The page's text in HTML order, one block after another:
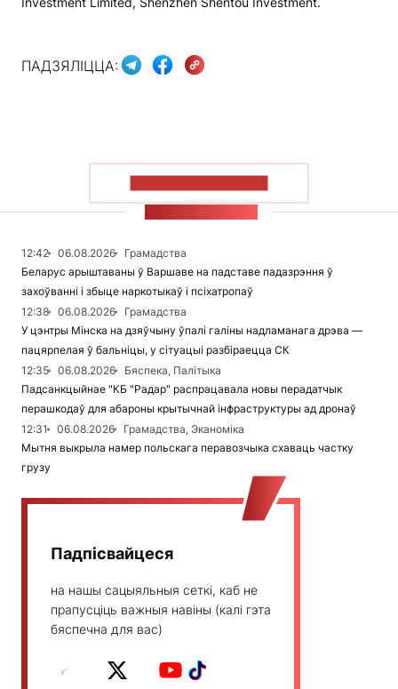
ПАДЗЯЛІЦЦА:
12:42 06.08.2026
Грамадства
Беларус арыштаваны ў Варшаве на падставе падазрэння ў
захоўванні і збыце наркотыкаў і псіхатропаў
12:38
06.08.2026
Грамадства
У цэнтры Мінска на дзяўчыну ўпалі галіны надламанага дрэва —
пацярпелая ў бальніцы, у сітуацыі разбіраецца СК
12:35
06.08.2026
Бяспека, Палітыка
Падсанкцыйнае "КБ "Радар" распрацавала новы перадатчык
перашкодаў для абароны крытычнай інфраструктуры ад дронаў
12:31
06.08.2026
Грамадства, Эканоміка
Мытня выкрыла намер польскага перавозчыка схаваць частку
грузу
Падпісвайцеся
на нашы сацыяльныя сеткі, каб не
прапусціць важныя навіны (калі гэта
бяспечна для вас)